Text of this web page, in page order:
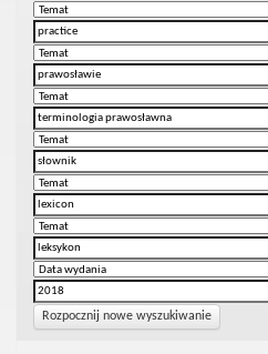
Rozpocznij nowe wyszukiwanie